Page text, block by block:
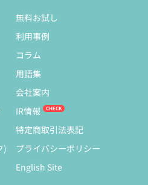
)
無料お試し
利用事例
コラム
用語集
会社案内
IR情報
特定商取引法表記
プライバシーポリシー
English Site